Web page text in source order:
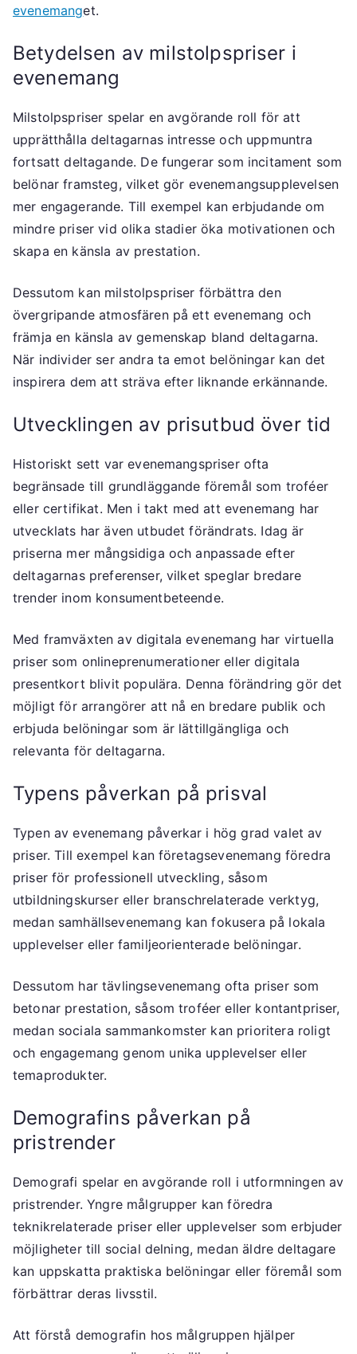
evenemanget.
Betydelsen av milstolpspriser i
evenemang
Milstolpspriser spelar en avgörande roll för att
upprätthålla deltagarnas intresse och uppmuntra
fortsatt deltagande. De fungerar som incitament som
belönar framsteg, vilket gör evenemangsupplevelsen
mer engagerande. Till exempel kan erbjudande om
mindre priser vid olika stadier öka motivationen och
skapa en känsla av prestation.
Dessutom kan milstolpspriser förbättra den
övergripande atmosfären på ett evenemang och
främja en känsla av gemenskap bland deltagarna.
När individer ser andra ta emot belöningar kan det
inspirera dem att sträva efter liknande erkännande.
Utvecklingen av prisutbud över tid
Historiskt sett var evenemangspriser ofta
begränsade till grundläggande föremål som troféer
eller certifikat. Men i takt med att evenemang har
utvecklats har även utbudet förändrats. Idag är
priserna mer mångsidiga och anpassade efter
deltagarnas preferenser, vilket speglar bredare
trender inom konsumentbeteende.
Med framväxten av digitala evenemang har virtuella
priser som onlineprenumerationer eller digitala
presentkort blivit populära. Denna förändring gör det
möjligt för arrangörer att nå en bredare publik och
erbjuda belöningar som är lättillgängliga och
relevanta för deltagarna.
Typens påverkan på prisval
Typen av evenemang påverkar i hög grad valet av
priser. Till exempel kan företagsevenemang föredra
priser för professionell utveckling, såsom
utbildningskurser eller branschrelaterade verktyg,
medan samhällsevenemang kan fokusera på lokala
upplevelser eller familjeorienterade belöningar.
Dessutom har tävlingsevenemang ofta priser som
betonar prestation, såsom troféer eller kontantpriser,
medan sociala sammankomster kan prioritera roligt
och engagemang genom unika upplevelser eller
temaprodukter.
Demografins påverkan på
pristrender
Demografi spelar en avgörande roll i utformningen av
pristrender. Yngre målgrupper kan föredra
teknikrelaterade priser eller upplevelser som erbjuder
möjligheter till social delning, medan äldre deltagare
kan uppskatta praktiska belöningar eller föremål som
förbättrar deras livsstil.
Att förstå demografin hos målgruppen hjälper